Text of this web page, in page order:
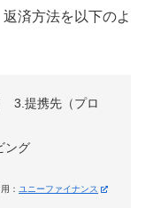
済方法を以下のよ
3.提携先（プロ
ング
： ユニーファイナンス